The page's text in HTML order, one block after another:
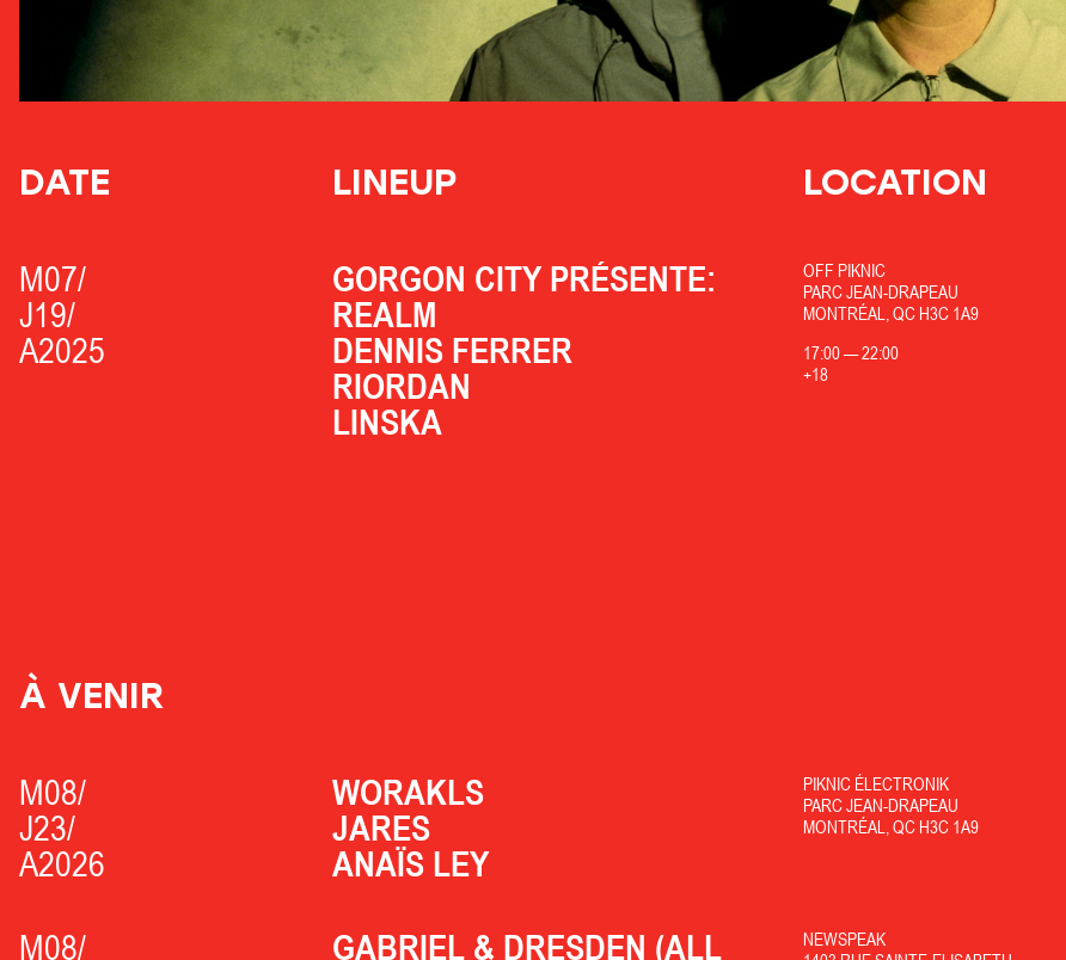
DATE LINEUP LOCATION
M07/
J19/
A2025
GORGON CITY PRÉSENTE:
REALM
DENNIS FERRER
RIORDAN
LINSKA
OFF PIKNIC
PARC JEAN-DRAPEAU
MONTRÉAL, QC H3C 1A9
17:00—22:00
+18
À VENIR
M08/
J23/
A2026
WORAKLS
JARES
ANAÏS LEY
PIKNIC ÉLECTRONIK
PARC JEAN-DRAPEAU
MONTRÉAL, QC H3C 1A9
M08/ GABRIEL & DRESDEN (ALL
NEWSPEAK